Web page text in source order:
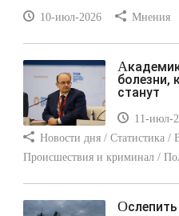
10-июл-2026 Мнения
Академик назвал
болезни,
станут
11-июл-
Новости дня / Статистика
Происшествия и криминал /
Ослепить циклопа: что